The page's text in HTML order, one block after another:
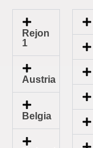
Rejon
1
Austria
Belgia